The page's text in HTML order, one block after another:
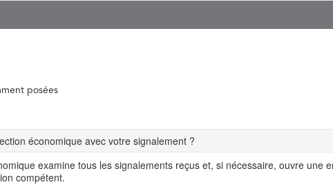
posées
économique avec votre signalement ?
examine tous les signalements reçus et, si nécessaire, ouvre une
compétent.